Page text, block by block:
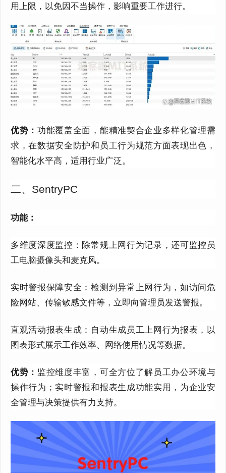
用上限，以免因不当操作，影响重要工作进行。
优势：功能覆盖全面，能精准契合企业多样化管理需
求，在数据安全防护和员工行为规范方面表现出色，
智能化水平高，适用行业广泛。
二、SentryPC
功能：
多维度深度监控：除常规上网行为记录，还可监控员
工电脑摄像头和麦克风。
实时警报保障安全：检测到异常上网行为，如访问危
险网站、传输敏感文件等，立即向管理员发送警报。
直观活动报表生成：自动生成员工上网行为报表，以
图表形式展示工作效率、网络使用情况等数据。
优势： 监控维度丰富，可全方位了解员工办公环境与
操作行为；实时警报和报表生成功能实用，为企业安
全管理与决策提供有力支持。